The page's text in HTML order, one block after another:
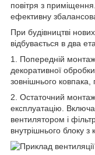
повітря з
ефективну
При будівництві
відбувається в два
1. Попередній монтаж
декоративної
зовнішнього
2. Остаточний
експлуатацію.
вентилятором і
внутрішнього блоку